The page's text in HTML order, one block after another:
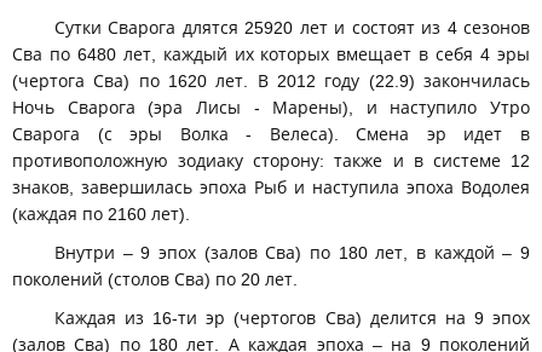
Сутки Сварога длятся 25920 лет и состоят из 4 сезонов
Сва по 6480 лет, каждый их которых вмещает в себя 4 эры
(чертога Сва) по 1620 лет. В 2012 году (22.9) закончилась
Ночь Сварога (эра Лисы - Марены), и наступило Утро
Сварога (с эры Волка - Велеса). Смена эр идет в
противоположную зодиаку сторону: также и в системе 12
знаков, завершилась эпоха Рыб и наступила эпоха Водолея
(каждая по 2160 лет).
Внутри – 9 эпох (залов Сва) по 180 лет, в каждой – 9
поколений (столов Сва) по 20 лет.
Каждая из 16-ти эр (чертогов Сва) делится на 9 эпох
(залов Сва) по 180 лет. А каждая эпоха – на 9 поколений